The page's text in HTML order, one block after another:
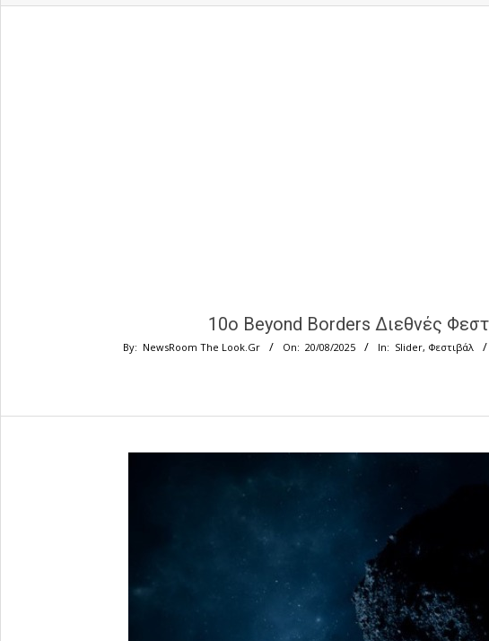
10ο Beyond Borders Διεθνές
By: NewsRoom The Look.Gr On: 20/08/2025 In: Slider, Φεστιβάλ